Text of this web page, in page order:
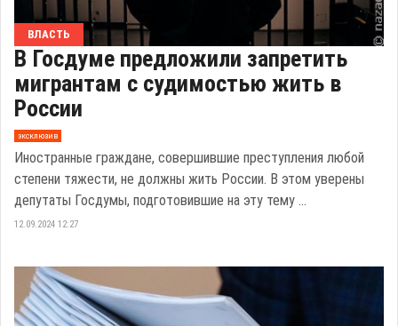
ВЛАСТЬ
В Госдуме предложили запретить
мигрантам с судимостью жить в
России
эксклюзив
Иностранные граждане, совершившие преступления любой
степени тяжести, не должны жить России. В этом уверены
депутаты Госдумы, подготовившие на эту тему ...
12.09.2024 12:27